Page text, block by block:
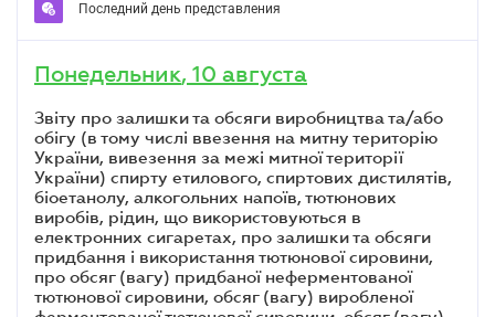
Последний день представления
Понедельник, 10 августа
звіту про залишки та обсяги виробництва та/або
обігу (в тому числі ввезення на митну територію
України, вивезення за межі митної території
України) спирту етилового, спиртових дистилятів,
біоетанолу, алкогольних напоїв, тютюнових
виробів, рідин, що використовуються в
електронних сигаретах, про залишки та обсяги
придбання і використання тютюнової сировини,
про обсяг (вагу) придбаної неферментованої
тютюнової сировини, обсяг (вагу) виробленої